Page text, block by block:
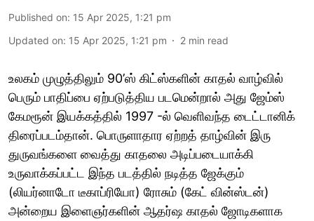
Published on: 15 Apr 2025, 1:21 pm
Updated on: 15 Apr 2025, 1:21 pm 2 min read
உலகம் முழுத்திலும் 90’ஸ் கிட்ஸ்களின் காதல் வாழ்வில்
பெரும் பாதிப்பை ஏற்படுத்திய படமென்றால் அது ஜேம்ஸ்
கேமரூன் இயக்கத்தில் 1997 -ல் வெளிவந்த டைட்டானிக்
திரைப்படம்தான். பொருளாதார ஏற்றத் தாழ்வின் இரு
துருவங்களை வைத்து காதலை அடிப்படையாக்கி
உருவாக்கப்பட்ட இந்த படத்தில் நடித்த ஜேக்கும்
(லியர்னாடோ டீகாப்ரியோ) ரோசும் (கேட் வின்ஸ்டன்)
அன்றைய இளைஞர்களின் ஆதர்ஷ காதல் ஜோடிகளாக